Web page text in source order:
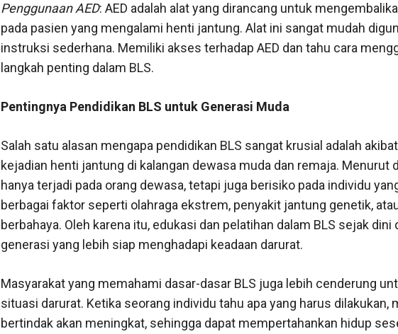
Penggunaan AED: AED adalah alat yang dirancang untuk
pada pasien yang mengalami henti jantung. Alat ini sangat mudah
instruksi sederhana. Memiliki akses terhadap AED dan tahu cara
langkah penting dalam BLS.
Pentingnya Pendidikan BLS untuk Generasi Muda
Salah satu alasan mengapa pendidikan BLS sangat krusial adalah
kejadian henti jantung di kalangan dewasa muda dan remaja. Menurut
hanya terjadi pada orang dewasa, tetapi juga berisiko pada individu
berbagai faktor seperti olahraga ekstrem, penyakit jantung genetik,
berbahaya. Oleh karena itu, edukasi dan pelatihan dalam BLS sejak
generasi yang lebih siap menghadapi keadaan darurat.
Masyarakat yang memahami dasar-dasar BLS juga lebih cenderung
situasi darurat. Ketika seorang individu tahu apa yang harus dilakukan,
bertindak akan meningkat, sehingga dapat mempertahankan hidup